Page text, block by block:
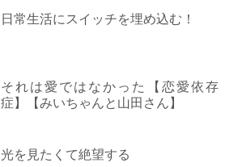
日常生活にスイッチを埋め込む！
それは愛ではなかった【恋愛依存
症】【みいちゃんと山田さん】
光を見たくて絶望する